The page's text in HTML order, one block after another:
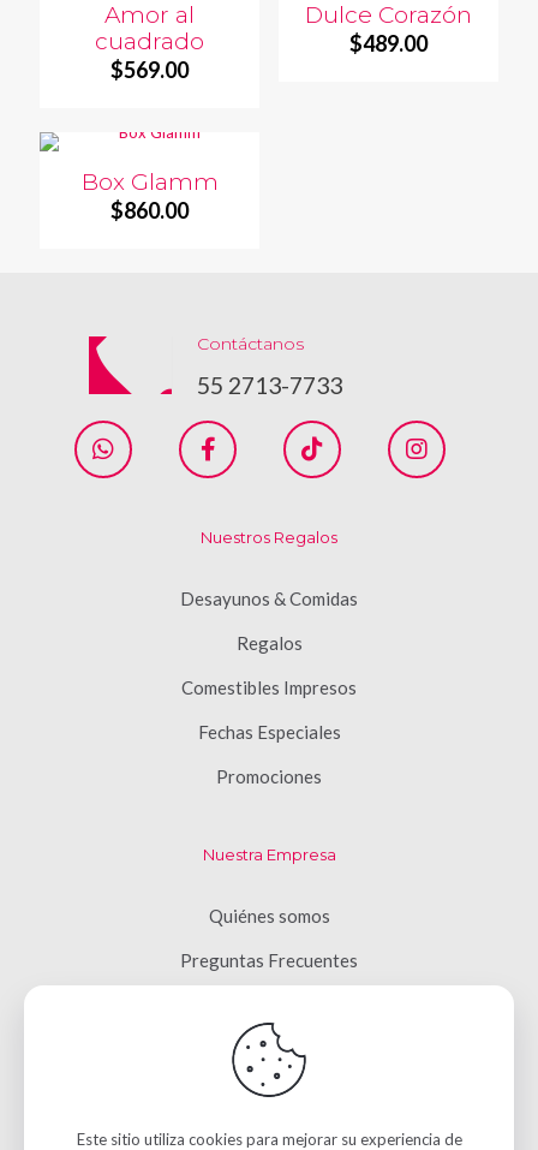
Amor al
cuadrado
$569.00
Dulce Corazón
$489.00
Box Glamm
$860.00
Contáctanos
55 2713-7733
Nuestros Regalos
Desayunos & Comidas
Regalos
Comestibles Impresos
Fechas Especiales
Promociones
Nuestra Empresa
Quiénes somos
Preguntas Frecuentes
Aviso de Privacidad
Contacto
Este sitio utiliza cookies para mejorar su experiencia de